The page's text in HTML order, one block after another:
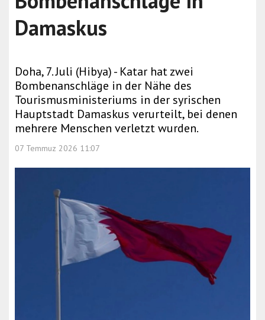
Damaskus
Doha, 7. Juli (Hibya) - Katar hat zwei
Bombenanschläge in der Nähe des
Tourismusministeriums in der syrischen
Hauptstadt Damaskus verurteilt, bei denen
mehrere Menschen verletzt wurden.
07 Temmuz 2026 11:07